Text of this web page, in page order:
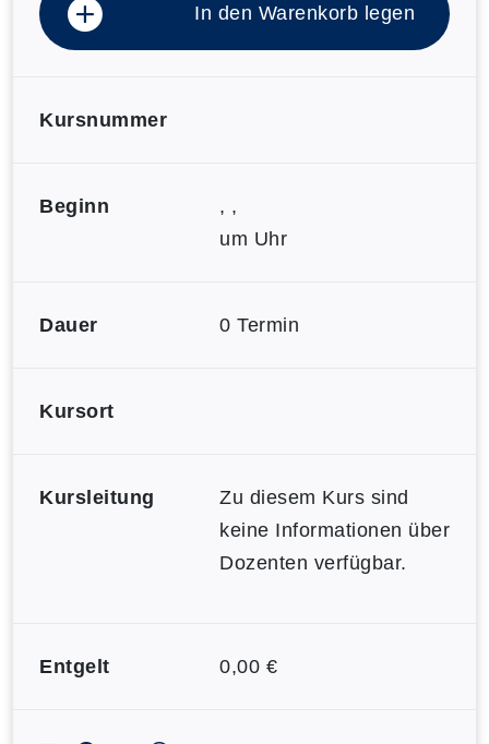
In den Warenkorb legen
Kursnummer
Beginn
, ,
um Uhr
Dauer 0 Termin
Kursort
Kursleitung
Zu diesem Kurs sind
keine Informationen über
Dozenten verfügbar.
Entgelt 0,00 €